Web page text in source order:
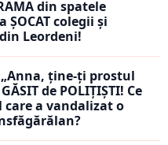
din spatele
ȘOCAT colegii și
Leordeni!
„Anna, ţine-ţi prostul
de POLIȚIȘTI! Ce
a vandalizat o